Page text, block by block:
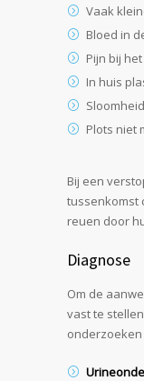
Vaak
Bloed in
Pijn bij
In huis
Plots niet
Bij een
tussenkomst
reuen door
Diagnose
Om de
vast te
onderzoeken